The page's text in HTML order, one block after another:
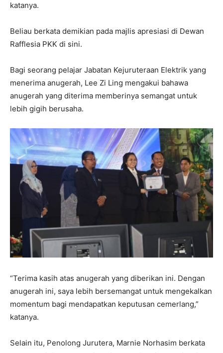
katanya.
Beliau berkata demikian pada majlis apresiasi di Dewan
Rafflesia PKK di sini.
Bagi seorang pelajar Jabatan Kejuruteraan Elektrik yang
menerima anugerah, Lee Zi Ling mengakui bahawa
anugerah yang diterima memberinya semangat untuk
lebih gigih berusaha.
“Terima kasih atas anugerah yang diberikan ini. Dengan
anugerah ini, saya lebih bersemangat untuk mengekalkan
momentum bagi mendapatkan keputusan cemerlang,”
katanya.
Selain itu, Penolong Jurutera, Marnie Norhasim berkata